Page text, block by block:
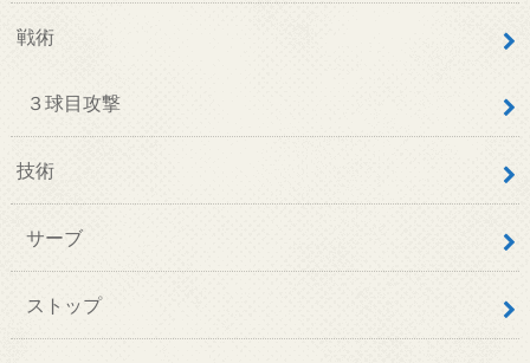
戦術
３球目攻撃
技術
サーブ
ストップ